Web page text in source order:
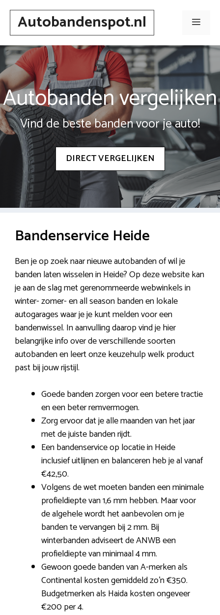
Spring
inhoudAutobandenspot.nl Menu
Autobanden vergelijken
Vind de beste banden voor je auto!
DIRECT VERGELIJKEN
Bandenservice Heide
Ben je op zoek naar nieuwe autobanden of wil je
banden laten wisselen in Heide? Op deze website kan
je aan de slag met gerenommeerde webwinkels in
winter- zomer- en all season banden en lokale
autogarages waar je je kunt melden voor een
bandenwissel. In aanvulling daarop vind je hier
belangrijke info over de verschillende soorten
autobanden en leert onze keuzehulp welk product
past bij jouw rijstijl.
Goede banden zorgen voor een betere tractie
en een beter remvermogen.
Zorg ervoor dat je alle maanden van het jaar
met de juiste banden rijdt.
Een bandenservice op locatie in Heide
inclusief uitlijnen en balanceren heb je al vanaf
€42,50.
Volgens de wet moeten banden een minimale
profieldiepte van 1,6 mm hebben. Maar voor
de algehele wordt het aanbevolen om je
banden te vervangen bij 2 mm. Bij
winterbanden adviseert de ANWB een
profieldiepte van minimaal 4 mm.
Gewoon goede banden van A-merken als
Continental kosten gemiddeld zo’n €350.
Budgetmerken als Haida kosten ongeveer
€200 per 4.